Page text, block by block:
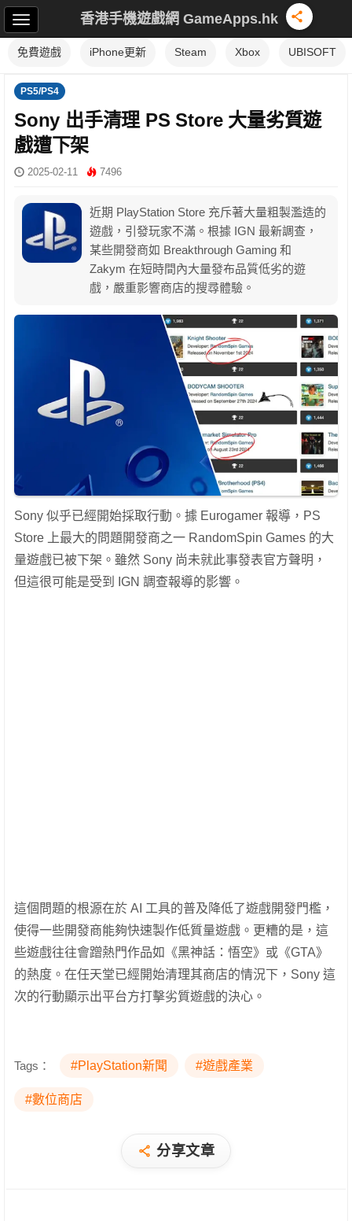
香港手機遊戲網 GameApps.hk
免費遊戲 iPhone更新 Steam Xbox UBISOFT
PS5/PS4
Sony 出手清理 PS Store 大量劣質遊
戲遭下架
2025-02-11 7496
近期 PlayStation Store 充斥著大量粗製濫造的
遊戲，引發玩家不滿。根據 IGN 最新調查，
某些開發商如 Breakthrough Gaming 和
Zakym 在短時間內大量發布品質低劣的遊
戲，嚴重影響商店的搜尋體驗。
Sony 似乎已經開始採取行動。據 Eurogamer 報導，PS
Store 上最大的問題開發商之一 RandomSpin Games 的大
量遊戲已被下架。雖然 Sony 尚未就此事發表官方聲明，
但這很可能是受到 IGN 調查報導的影響。
這個問題的根源在於 AI 工具的普及降低了遊戲開發門檻，
使得一些開發商能夠快速製作低質量遊戲。更糟的是，這
些遊戲往往會蹭熱門作品如《黑神話：悟空》或《GTA》
的熱度。在任天堂已經開始清理其商店的情況下，Sony 這
次的行動顯示出平台方打擊劣質遊戲的決心。
Tags： #PlayStation新聞 #遊戲產業
#數位商店
分享文章